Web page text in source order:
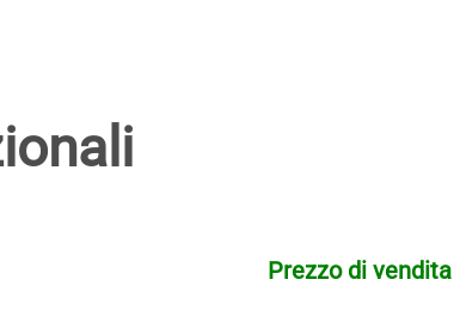
Prezzo di vendita